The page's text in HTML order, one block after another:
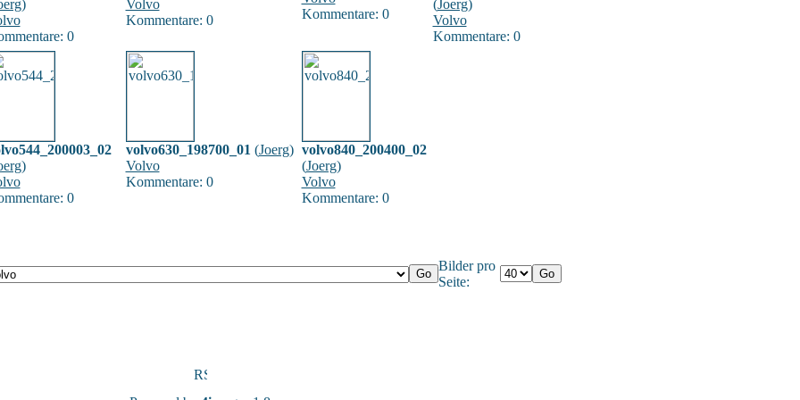
)
0
Volvo
Kommentare: 0
Kommentare: 0
(Joerg)
Volvo
Kommentare: 0
)
0
volvo630_198700_01 (Joerg)
Volvo
Kommentare: 0
volvo840_200400_02
(Joerg)
Volvo
Kommentare: 0
Bilder pro
Seite: